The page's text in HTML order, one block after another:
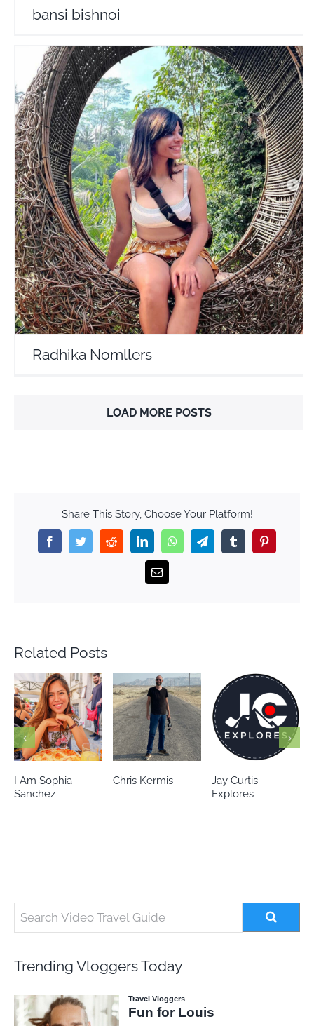
bansi bishnoi
Radhika Nomllers
Travel Vloggers
Radhika Nomllers
LOAD MORE POSTS
Share This Story, Choose Your Platform!
FacebookTwitterRedditLinkedInWhatsAppTelegramTumblr
Email
Related Posts
Chris Kermis
Jay Curtis
Eileen’s world
Trending Vloggers Today